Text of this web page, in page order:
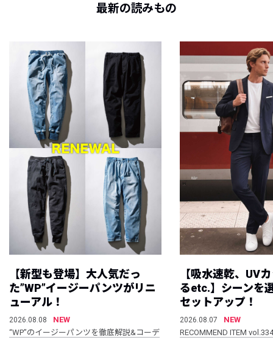
最新の読みもの
【新型も登場】大人気だっ
た”WP”イージーパンツがリニ
ューアル！
2026.08.08
NEW
“WP”のイージーパンツを徹底解説&コーデ
【吸水速乾、UV
るetc.】シーンを
セットアップ！
2026.08.07
NEW
RECOMMEND ITEM vol.334